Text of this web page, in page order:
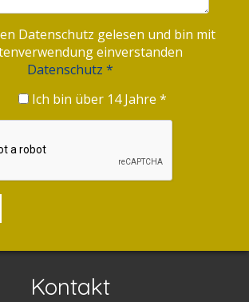
Datenschutz gelesen und bin mit
einverstanden
Datenschutz *
Ich bin über 14 Jahre *
Kontakt